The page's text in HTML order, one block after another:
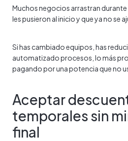
Muchos negocios arrastran
les pusieron al inicio y que ya no se
Si has cambiado equipos, has
automatizado procesos, lo más
pagando por una potencia que no
Aceptar
temporales sin
final